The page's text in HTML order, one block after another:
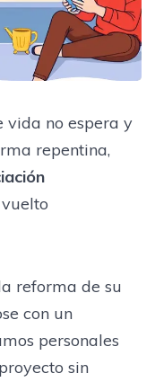
vida no espera y
repentina,
reforma de su
con un
personales
sin